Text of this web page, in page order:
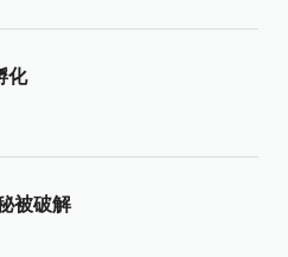
化
被破解